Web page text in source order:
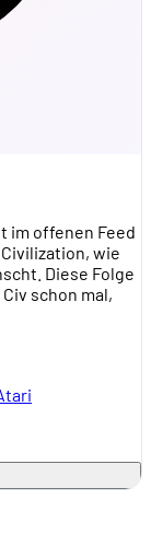
im offenen Feed
wie
Diese Folge
schon mal,